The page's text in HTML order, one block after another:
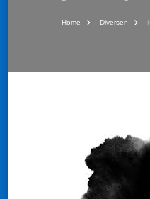
Home Diversen